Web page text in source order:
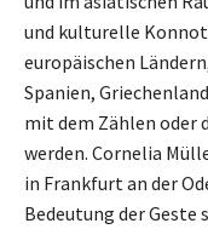
und kulturelle
europäischen
Spanien,
mit dem Zählen oder
werden. Cornelia
in Frankfurt an der
Bedeutung der Geste